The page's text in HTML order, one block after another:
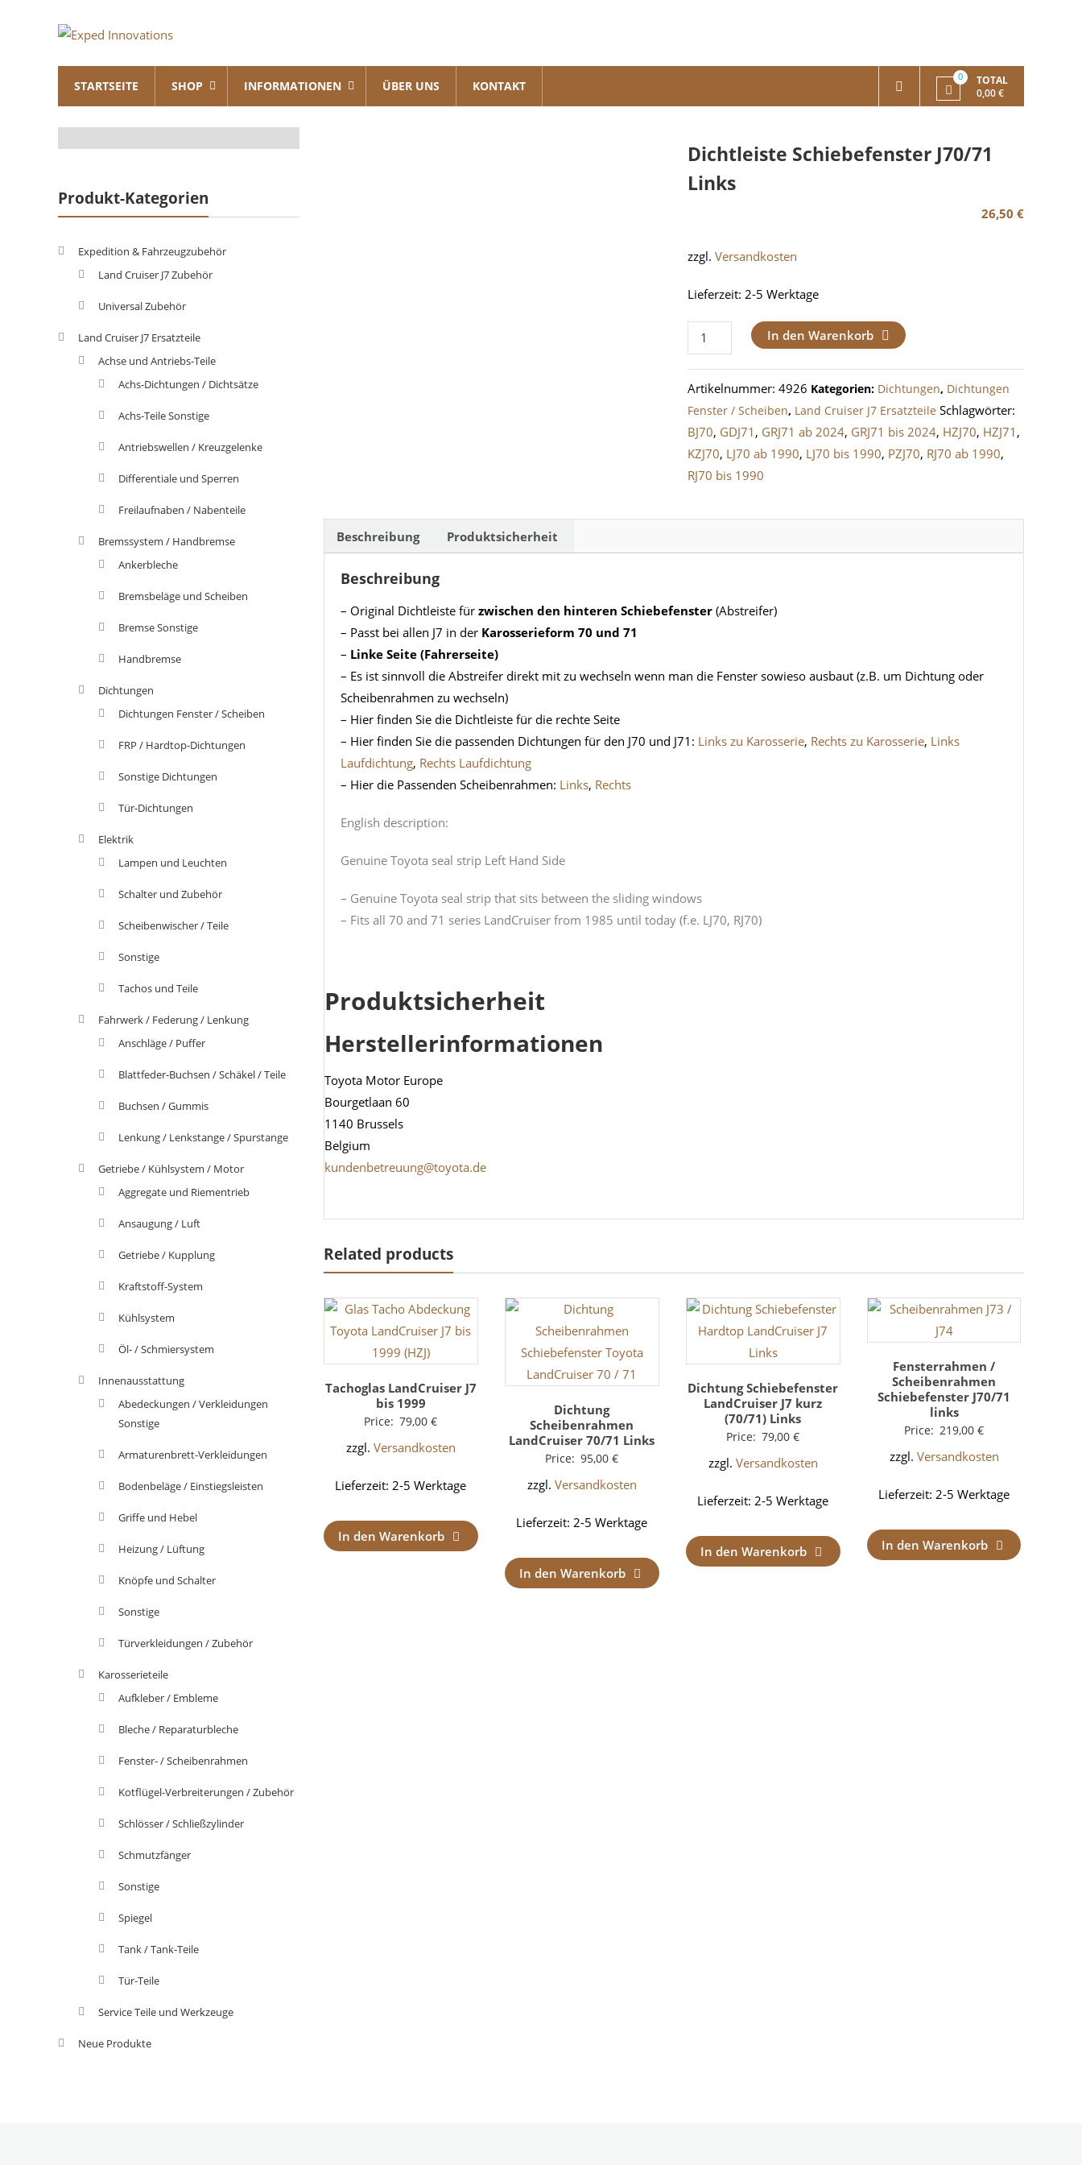
Exped
Innovations
Solutions
for
your
Overland
STARTSEITE SHOP INFORMATIONEN ÜBER UNS KONTAKT
0
TOTAL
0,00 €
Dichtleiste Schiebefenster J70/71
Links
26,50 €
zzgl.Versandkosten
Lieferzeit:2-5 Werktage
Dichtleiste
Schiebefenster
J70/71
Links
Menge
In den Warenkorb
Artikelnummer:4926 Kategorien: Dichtungen, Dichtungen
Fenster / Scheiben, Land Cruiser J7 Ersatzteile Schlagwörter:
BJ70, GDJ71 , GRJ71 ab 2024, GRJ71 bis 2024, HZJ70, HZJ71 ,
KZJ70, LJ70 ab 1990, LJ70 bis 1990, PZJ70, RJ70 ab 1990,
RJ70 bis 1990
Beschreibung Produktsicherheit
Beschreibung
– Original Dichtleiste für zwischen den hinteren Schiebefenster (Abstreifer)
– Passt bei allen J7 in der Karosserieform 70 und 71
– Linke Seite (Fahrerseite)
– Es ist sinnvoll die Abstreifer direkt mit zu wechseln wenn man die Fenster sowieso ausbaut (z.B. um Dichtung oder
Scheibenrahmen zu wechseln)
– Hier finden Sie die Dichtleiste für die rechte Seite
– Hier finden Sie die passenden Dichtungen für den J70 und J71: Links zu Karosserie, Rechts zu Karosserie, Links
Laufdichtung, Rechts Laufdichtung
– Hier die Passenden Scheibenrahmen: Links, Rechts
English description:
Genuine Toyota seal strip Left Hand Side
– Genuine Toyota seal strip that sits between the sliding windows
– Fits all 70 and 71 series LandCruiser from 1985 until today (f.e. LJ70, RJ70)
Produktsicherheit
Herstellerinformationen
Toyota Motor Europe
Bourgetlaan 60
1140 Brussels
Belgium
kundenbetreuung@toyota.de
Related products
Tachoglas LandCruiser J7
bis 1999
Price: 79,00€
zzgl. Versandkosten
Lieferzeit:2-5 Werktage
In den Warenkorb
Dichtung
Scheibenrahmen
LandCruiser 70/71 Links
Price: 95,00€
zzgl. Versandkosten
Lieferzeit:2-5 Werktage
In den Warenkorb
Dichtung Schiebefenster
LandCruiser J7 kurz
(70/71) Links
Price: 79,00€
zzgl. Versandkosten
Lieferzeit:2-5 Werktage
In den Warenkorb
Fensterrahmen /
Scheibenrahmen
Schiebefenster J70/71
links
Price: 219,00€
zzgl. Versandkosten
Lieferzeit:2-5 Werktage
In den Warenkorb
Produkt-Kategorien
Expedition & Fahrzeugzubehör
Land Cruiser J7 Zubehör
Universal Zubehör
Land Cruiser J7 Ersatzteile
Achse und Antriebs-Teile
Achs-Dichtungen / Dichtsätze
Achs-Teile Sonstige
Antriebswellen / Kreuzgelenke
Differentiale und Sperren
Freilaufnaben / Nabenteile
Bremssystem / Handbremse
Ankerbleche
Bremsbeläge und Scheiben
Bremse Sonstige
Handbremse
Dichtungen
Dichtungen Fenster / Scheiben
FRP / Hardtop-Dichtungen
Sonstige Dichtungen
Tür-Dichtungen
Elektrik
Lampen und Leuchten
Schalter und Zubehör
Scheibenwischer / Teile
Sonstige
Tachos und Teile
Fahrwerk / Federung / Lenkung
Anschläge / Puffer
Blattfeder-Buchsen / Schäkel / Teile
Buchsen / Gummis
Lenkung / Lenkstange / Spurstange
Getriebe / Kühlsystem / Motor
Aggregate und Riementrieb
Ansaugung / Luft
Getriebe / Kupplung
Kraftstoff-System
Kühlsystem
Öl- / Schmiersystem
Innenausstattung
Abedeckungen / Verkleidungen
Sonstige
Armaturenbrett-Verkleidungen
Bodenbeläge / Einstiegsleisten
Griffe und Hebel
Heizung / Lüftung
Knöpfe und Schalter
Sonstige
Türverkleidungen / Zubehör
Karosserieteile
Aufkleber / Embleme
Bleche / Reparaturbleche
Fenster- / Scheibenrahmen
Kotflügel-Verbreiterungen / Zubehör
Schlösser / Schließzylinder
Schmutzfänger
Sonstige
Spiegel
Tank / Tank-Teile
Tür-Teile
Service Teile und Werkzeuge
Neue Produkte